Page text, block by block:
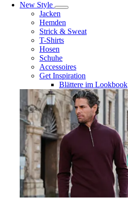
New Style
Jacken
Hemden
Strick & Sweat
T-Shirts
Hosen
Schuhe
Accessoires
Get Inspiration
Blättere im Lookbook